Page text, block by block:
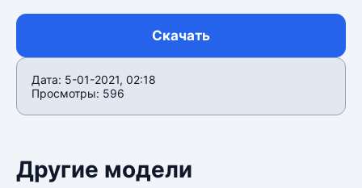
Скачать
Дата: 5-01-2021, 02:18
Просмотры: 596
Другие модели